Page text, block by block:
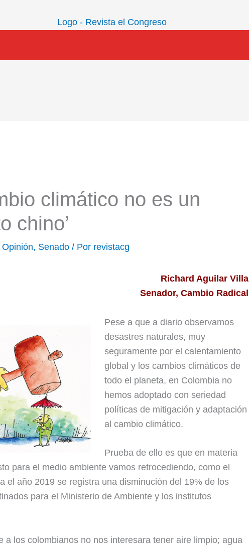
climático no es un
chino’
Opinión, Senado / Por revistacg
Richard Aguilar Villa
Senador, Cambio Radical
Pese a que a diario observamos
desastres naturales, muy
seguramente por el calentamiento
global y los cambios climáticos de
todo el planeta, en Colombia no
hemos adoptado con seriedad
políticas de mitigación y adaptación
al cambio climático.
Prueba de ello es que en materia
para el medio ambiente vamos retrocediendo, como el
el año 2019 se registra una disminución del 19% de los
para el Ministerio de Ambiente y los institutos
a los colombianos no nos interesara tener aire limpio; agua